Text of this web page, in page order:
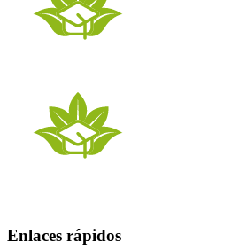
Enlaces rápidos